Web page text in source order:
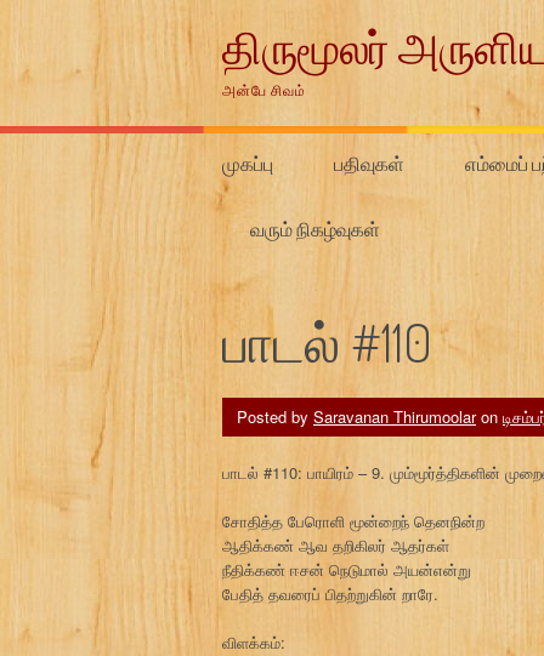
திருமூலர்
அன்பே சிவம்
முகப்பு பதிவுகள் எம்மைப்
வரும் நிகழ்வுகள்
பாடல் #110
Posted by Saravanan Thirumoolaron
பாடல் #110: பாயிரம் – 9. மும்மூர்த்திகளின்
சோதித்த பேரொளி மூன்றைந் தெனநின்ற
ஆதிக்கண் ஆவ தறிகிலர் ஆதர்கள்
நீதிக்கண் ஈசன் நெடுமால் அயன்என்று
பேதித் தவரைப் பிதற்றுகின் றாரே.
விளக்கம்: